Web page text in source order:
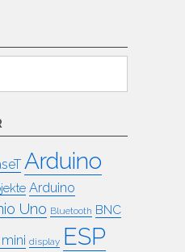
Suchen
Arduino
Arduino
Uno Bluetooth BNC
mini display ESP